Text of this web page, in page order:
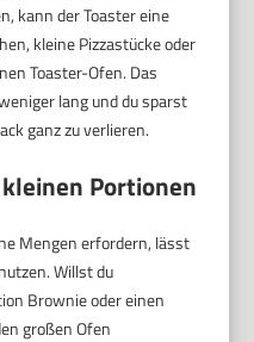
kann der Toaster eine
kleine Pizzastücke oder
Toaster-Ofen. Das
lang und du sparst
ganz zu verlieren.
Portionen
Mengen erfordern, lässt
Willst du
Brownie oder einen
großen Ofen